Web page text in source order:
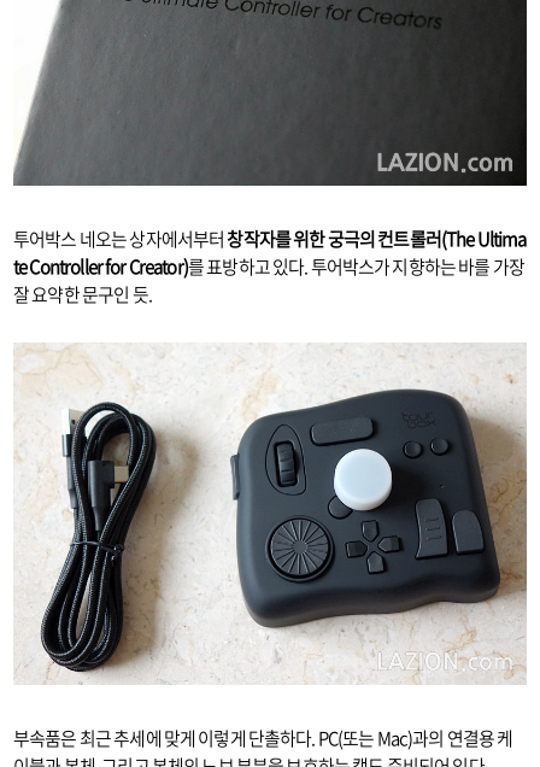
투어박스 네오는 상자에서부터창작자를 위한 궁극의 컨트롤러(The Ultima
te Controller for Creator)를 표방하고 있다. 투어박스가 지향하는 바를 가장
잘 요약한 문구인 듯.
부속품은 최근 추세에 맞게 이렇게 단촐하다. PC(또는 Mac)과의 연결용 케